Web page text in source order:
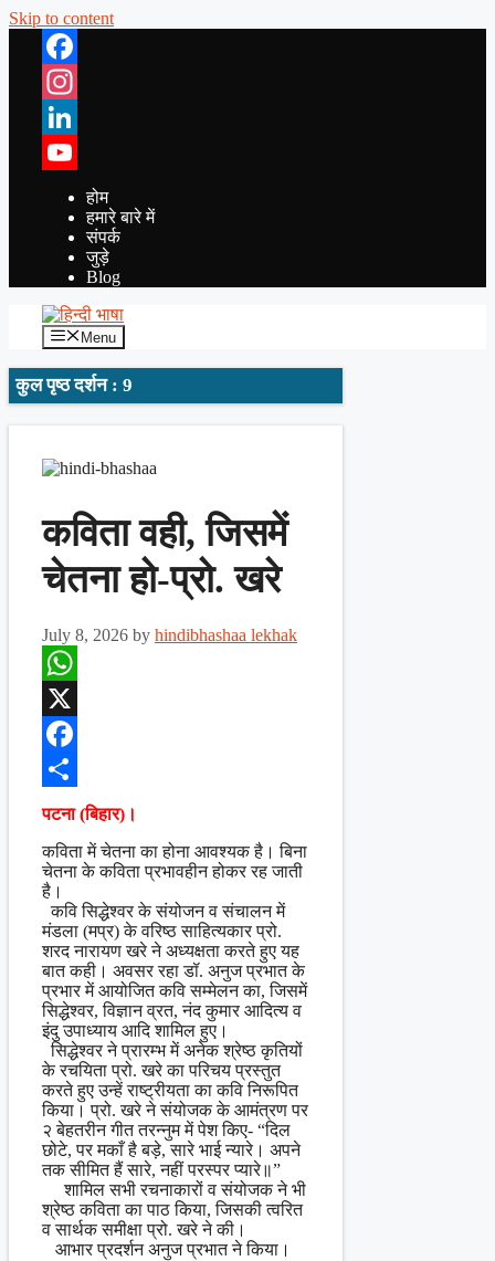
Skip to content
Facebook
Instagram
LinkedIn
YouTube
होम
हमारे बारे में
संपर्क
जुड़े
Blog
Menu
कुल पृष्ठ दर्शन : 9
कविता वही, जिसमें
चेतना हो-प्रो. खरे
July 8, 2026 by hindibhashaa lekhak
WhatsApp
X
Facebook
Share
पटना (बिहार)।
कविता में चेतना का होना आवश्यक है। बिना
चेतना के कविता प्रभावहीन होकर रह जाती
है।
कवि सिद्धेश्वर के संयोजन व संचालन में
मंडला (मप्र) के वरिष्ठ साहित्यकार प्रो.
शरद नारायण खरे ने अध्यक्षता करते हुए यह
बात कही। अवसर रहा डॉ. अनुज प्रभात के
प्रभार में आयोजित कवि सम्मेलन का, जिसमें
सिद्धेश्वर, विज्ञान व्रत, नंद कुमार आदित्य व
इंदु उपाध्याय आदि शामिल हुए।
सिद्धेश्वर ने प्रारम्भ में अनेक श्रेष्ठ कृतियों
के रचयिता प्रो. खरे का परिचय प्रस्तुत
करते हुए उन्हें राष्ट्रीयता का कवि निरूपित
किया। प्रो. खरे ने संयोजक के आमंत्रण पर
२ बेहतरीन गीत तरन्नुम में पेश किए- “दिल
छोटे, पर मकाँ है बड़े, सारे भाई न्यारे। अपने
तक सीमित हैं सारे, नहीं परस्पर प्यारे॥”
शामिल सभी रचनाकारों व संयोजक ने भी
श्रेष्ठ कविता का पाठ किया, जिसकी त्वरित
व सार्थक समीक्षा प्रो. खरे ने की।
आभार प्रदर्शन अनुज प्रभात ने किया।